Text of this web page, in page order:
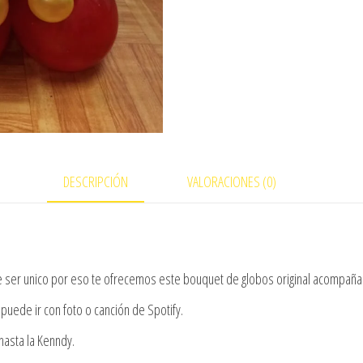
DESCRIPCIÓN VALORACIONES (0)
unico por eso te ofrecemos este bouquet de globos original
ir con foto o canción de Spotify.
la Kenndy.